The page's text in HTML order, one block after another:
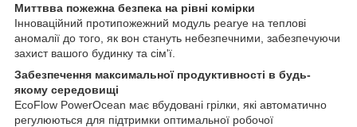
Миттвва пожежна безпека на рівні комірки
Інноваційний протипожежний модуль pearye на теплові
аномалії до того, як вон стануть небезпечними, забезпечуючи
захист вашого будинку та сім'ї.
Забезпечення максимальної продуктивності в будь-
якому середовищі
EcoFlow PowerOcean має вбудовані грілки, які автоматично
регулюються для підтримки оптимальної робочої